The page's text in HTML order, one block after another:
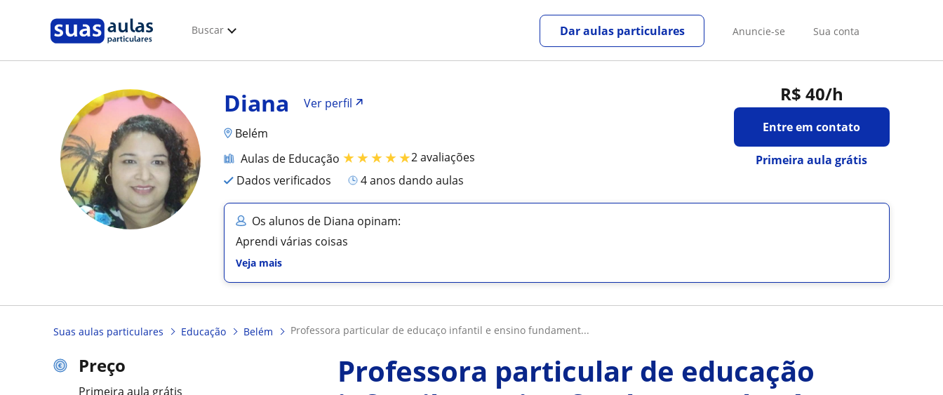
Buscar Anuncie-se Sua conta
Dar aulas particulares
R$ 40/h
Entre em contato
Primeira aula grátis
Diana
Ver perfil
Belém
Aulas de Educação ★★★★★2 avaliações
Dados verificados
4 anos dando aulas
Os alunos de Diana opinam:
Aprendi várias coisas
Veja mais
Suas aulas particulares Educação Belém professora particular de educaço infantil e ensino fundament...
Preço
Primeira aula grátis
Professora particular de educação